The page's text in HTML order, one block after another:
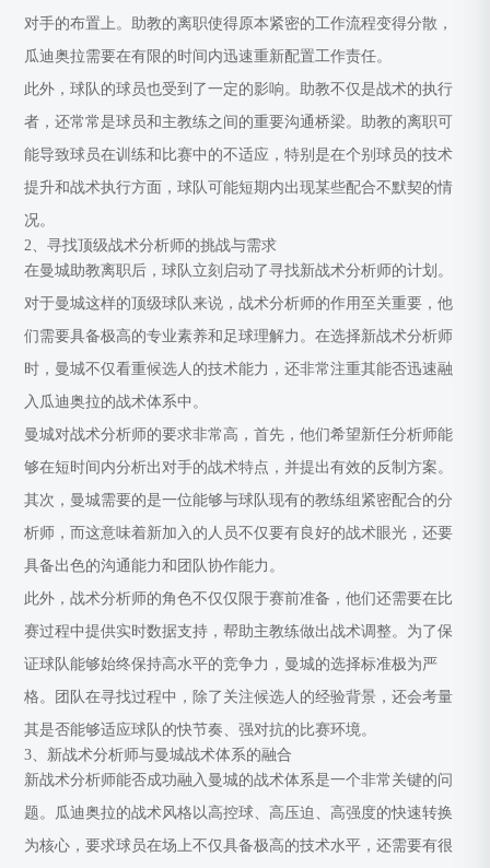
对手的布置上。助教的离职使得原本紧密的工作流程变得分散，
瓜迪奥拉需要在有限的时间内迅速重新配置工作责任。
此外，球队的球员也受到了一定的影响。助教不仅是战术的执行
者，还常常是球员和主教练之间的重要沟通桥梁。助教的离职可
能导致球员在训练和比赛中的不适应，特别是在个别球员的技术
提升和战术执行方面，球队可能短期内出现某些配合不默契的情
况。
2、寻找顶级战术分析师的挑战与需求
在曼城助教离职后，球队立刻启动了寻找新战术分析师的计划。
对于曼城这样的顶级球队来说，战术分析师的作用至关重要，他
们需要具备极高的专业素养和足球理解力。在选择新战术分析师
时，曼城不仅看重候选人的技术能力，还非常注重其能否迅速融
入瓜迪奥拉的战术体系中。
曼城对战术分析师的要求非常高，首先，他们希望新任分析师能
够在短时间内分析出对手的战术特点，并提出有效的反制方案。
其次，曼城需要的是一位能够与球队现有的教练组紧密配合的分
析师，而这意味着新加入的人员不仅要有良好的战术眼光，还要
具备出色的沟通能力和团队协作能力。
此外，战术分析师的角色不仅仅限于赛前准备，他们还需要在比
赛过程中提供实时数据支持，帮助主教练做出战术调整。为了保
证球队能够始终保持高水平的竞争力，曼城的选择标准极为严
格。团队在寻找过程中，除了关注候选人的经验背景，还会考量
其是否能够适应球队的快节奏、强对抗的比赛环境。
3、新战术分析师与曼城战术体系的融合
新战术分析师能否成功融入曼城的战术体系是一个非常关键的问
题。瓜迪奥拉的战术风格以高控球、高压迫、高强度的快速转换
为核心，要求球员在场上不仅具备极高的技术水平，还需要有很